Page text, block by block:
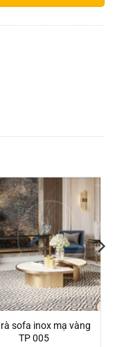
sofa inox mạ vàng
TP 005